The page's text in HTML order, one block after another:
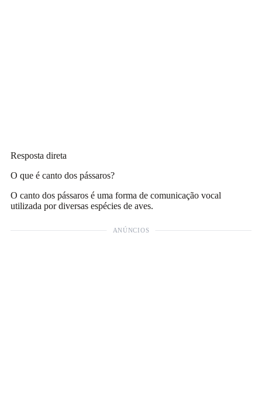
Resposta direta
O que é canto dos pássaros?
O canto dos pássaros é uma forma de comunicação vocal
utilizada por diversas espécies de aves.
ANÚNCIOS